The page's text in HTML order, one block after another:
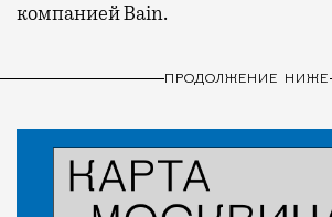
компанией Bain.
ПРОДОЛЖЕНИЕ НИЖЕ